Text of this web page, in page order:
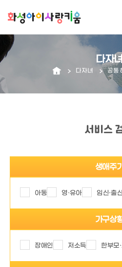
다자
다자녀 공통
서비스
생애주기
아동 영·유아 임신·출
가구상
장애인 저소득 한부모